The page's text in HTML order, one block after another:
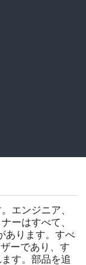
エンジニア、
ーはすべて、
あります。すべ
ーであり、す
す。部品を追